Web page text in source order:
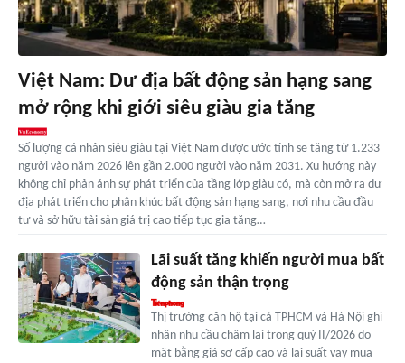
Việt Nam: Dư địa bất động sản hạng sang
mở rộng khi giới siêu giàu gia tăng
Số lượng cá nhân siêu giàu tại Việt Nam được ước tính sẽ tăng từ 1.233
người vào năm 2026 lên gần 2.000 người vào năm 2031. Xu hướng này
không chỉ phản ánh sự phát triển của tầng lớp giàu có, mà còn mở ra dư
địa phát triển cho phân khúc bất động sản hạng sang, nơi nhu cầu đầu
tư và sở hữu tài sản giá trị cao tiếp tục gia tăng…
Lãi suất tăng khiến người mua bất
động sản thận trọng
Thị trường căn hộ tại cả TPHCM và Hà Nội ghi
nhận nhu cầu chậm lại trong quý II/2026 do
mặt bằng giá sơ cấp cao và lãi suất vay mua